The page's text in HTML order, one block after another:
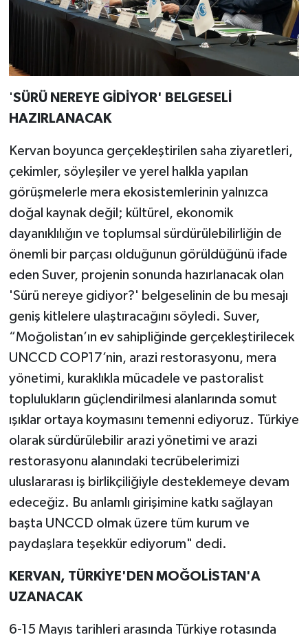
'SÜRÜ NEREYE GİDİYOR' BELGESELİ
HAZIRLANACAK
Kervan boyunca gerçekleştirilen saha ziyaretleri,
çekimler, söyleşiler ve yerel halkla yapılan
görüşmelerle mera ekosistemlerinin yalnızca
doğal kaynak değil; kültürel, ekonomik
dayanıklılığın ve toplumsal sürdürülebilirliğin de
önemli bir parçası olduğunun görüldüğünü ifade
eden Suver, projenin sonunda hazırlanacak olan
'Sürü nereye gidiyor?' belgeselinin de bu mesajı
geniş kitlelere ulaştıracağını söyledi. Suver,
“Moğolistan’ın ev sahipliğinde gerçekleştirilecek
UNCCD COP17’nin, arazi restorasyonu, mera
yönetimi, kuraklıkla mücadele ve pastoralist
toplulukların güçlendirilmesi alanlarında somut
ışıklar ortaya koymasını temenni ediyoruz. Türkiye
olarak sürdürülebilir arazi yönetimi ve arazi
restorasyonu alanındaki tecrübelerimizi
uluslararası iş birlikçiliğiyle desteklemeye devam
edeceğiz. Bu anlamlı girişimine katkı sağlayan
başta UNCCD olmak üzere tüm kurum ve
paydaşlara teşekkür ediyorum" dedi.
KERVAN, TÜRKİYE'DEN MOĞOLİSTAN'A
UZANACAK
6-15 Mayıs tarihleri arasında Türkiye rotasında